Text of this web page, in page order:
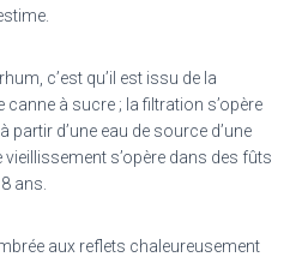
c’est qu’il est issu de la
à sucre ; la filtration s’opère
partir d’une eau de source d’une
s’opère dans des fûts
ans.
aux reflets chaleureusement